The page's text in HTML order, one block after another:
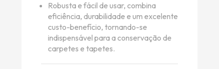
Robusta e fácil de usar, combina
eficiência, durabilidade e um excelente
custo-benefício, tornando-se
indispensável para a conservação de
carpetes e tapetes.